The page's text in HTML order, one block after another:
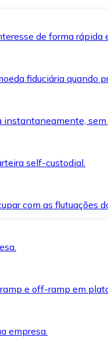
de forma rápida
fiduciária quando
instantaneamente,
self-custodial.
com as flutuações
e off-ramp em
empresa.